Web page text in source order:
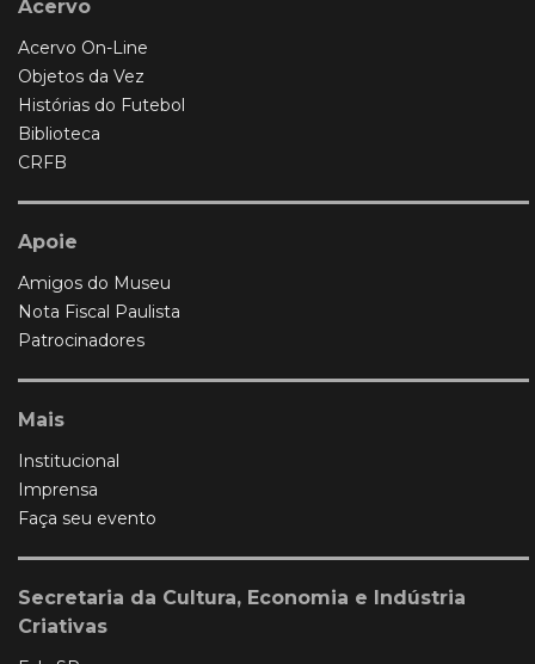
Acervo
Acervo On-Line
Objetos da Vez
Histórias do Futebol
Biblioteca
CRFB
Apoie
Amigos do Museu
Nota Fiscal Paulista
Patrocinadores
Mais
Institucional
Imprensa
Faça seu evento
Secretaria da Cultura, Economia e Indústria
Criativas